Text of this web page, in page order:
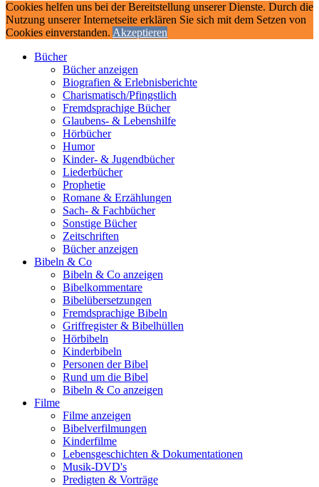
Cookies helfen uns bei der Bereitstellung unserer Dienste. Durch die
Nutzung unserer Internetseite erklären Sie sich mit dem Setzen von
Cookies einverstanden. Akzeptieren
Bücher
Bücher anzeigen
Biografien & Erlebnisberichte
Charismatisch/Pfingstlich
Fremdsprachige Bücher
Glaubens- & Lebenshilfe
Hörbücher
Humor
Kinder- & Jugendbücher
Liederbücher
Prophetie
Romane & Erzählungen
Sach- & Fachbücher
Sonstige Bücher
Zeitschriften
Bücher anzeigen
Bibeln & Co
Bibeln & Co anzeigen
Bibelkommentare
Bibelübersetzungen
Fremdsprachige Bibeln
Griffregister & Bibelhüllen
Hörbibeln
Kinderbibeln
Personen der Bibel
Rund um die Bibel
Bibeln & Co anzeigen
Filme
Filme anzeigen
Bibelverfilmungen
Kinderfilme
Lebensgeschichten & Dokumentationen
Musik-DVD's
Predigten & Vorträge